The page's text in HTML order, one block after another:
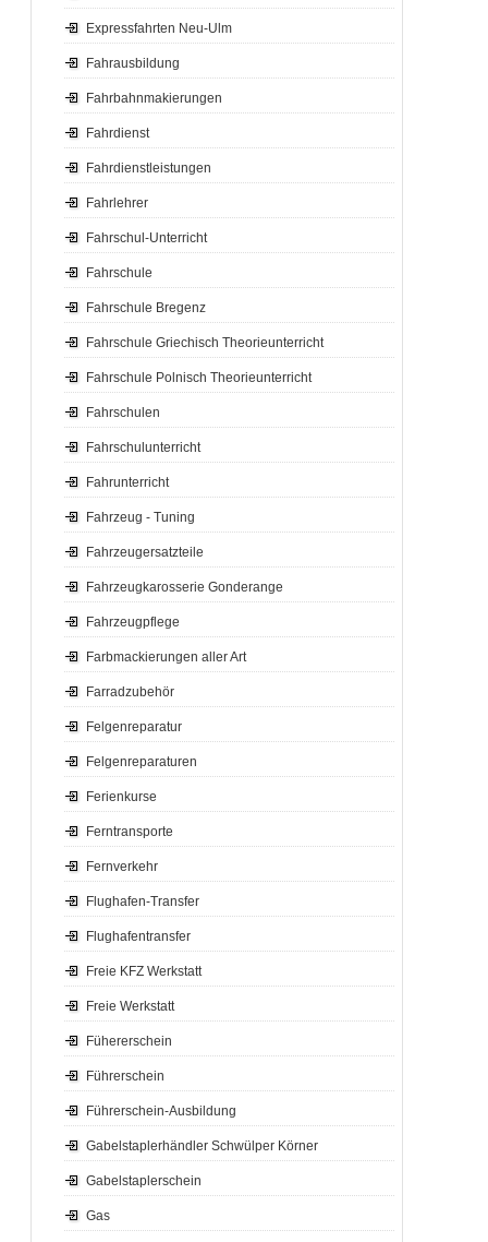
Expressfahrten Neu-Ulm
Fahrausbildung
Fahrbahnmakierungen
Fahrdienst
Fahrdienstleistungen
Fahrlehrer
Fahrschul-Unterricht
Fahrschule
Fahrschule Bregenz
Fahrschule Griechisch Theorieunterricht
Fahrschule Polnisch Theorieunterricht
Fahrschulen
Fahrschulunterricht
Fahrunterricht
Fahrzeug - Tuning
Fahrzeugersatzteile
Fahrzeugkarosserie Gonderange
Fahrzeugpflege
Farbmackierungen aller Art
Farradzubehör
Felgenreparatur
Felgenreparaturen
Ferienkurse
Ferntransporte
Fernverkehr
Flughafen-Transfer
Flughafentransfer
Freie KFZ Werkstatt
Freie Werkstatt
Fühererschein
Führerschein
Führerschein-Ausbildung
Gabelstaplerhändler Schwülper Körner
Gabelstaplerschein
Gas